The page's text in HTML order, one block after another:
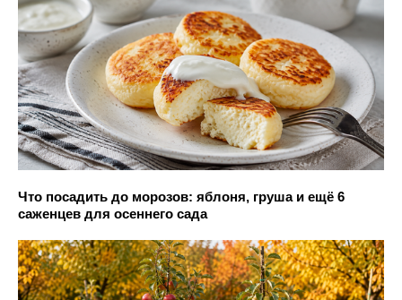
Что посадить до морозов: яблоня, груша и ещё 6
саженцев для осеннего сада